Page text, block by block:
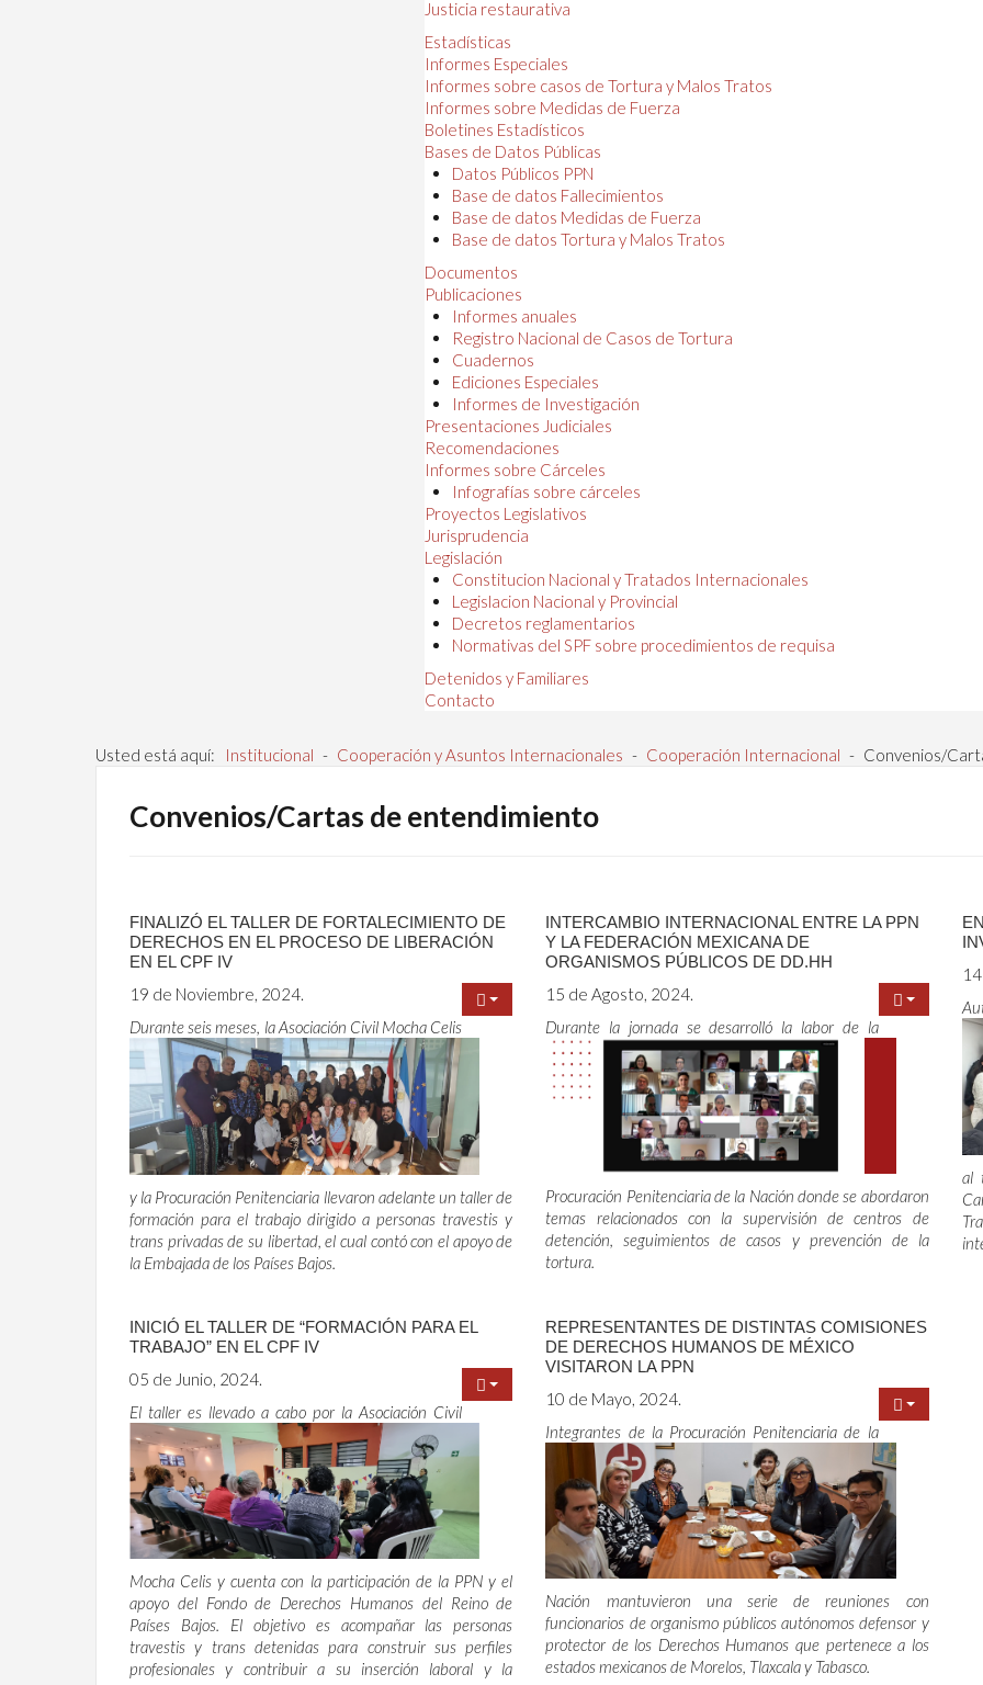
Justicia restaurativa
Estadísticas
Informes Especiales
Informes sobre casos de Tortura y Malos Tratos
Informes sobre Medidas de Fuerza
Boletines Estadísticos
Bases de Datos Públicas
Datos Públicos PPN
Base de datos Fallecimientos
Base de datos Medidas de Fuerza
Base de datos Tortura y Malos Tratos
Documentos
Publicaciones
Informes anuales
Registro Nacional de Casos de Tortura
Cuadernos
Ediciones Especiales
Informes de Investigación
Presentaciones Judiciales
Recomendaciones
Informes sobre Cárceles
Infografías sobre cárceles
Proyectos Legislativos
Jurisprudencia
Legislación
Constitucion Nacional y Tratados Internacionales
Legislacion Nacional y Provincial
Decretos reglamentarios
Normativas del SPF sobre procedimientos de requisa
Detenidos y Familiares
Contacto
Usted está aquí: Institucional - Cooperación y Asuntos Internacionales - Cooperación Internacional - Convenios/
Convenios/Cartas de entendimiento
FINALIZÓ EL TALLER DE FORTALECIMIENTO DE
DERECHOS EN EL PROCESO DE LIBERACIÓN
EN EL CPF IV
19 de Noviembre, 2024.
Durante seis meses, la Asociación Civil Mocha Celis
y la Procuración Penitenciaria llevaron adelante un taller de
formación para el trabajo dirigido a personas travestis y
trans privadas de su libertad, el cual contó con el apoyo de
la Embajada de los Países Bajos.
INTERCAMBIO INTERNACIONAL ENTRE LA PPN
Y LA FEDERACIÓN MEXICANA DE
ORGANISMOS PÚBLICOS DE DD.HH
15 de Agosto, 2024.
Durante la jornada se desarrolló la labor de la
Procuración Penitenciaria de la Nación donde se abordaron
temas relacionados con la supervisión de centros de
detención, seguimientos de casos y prevención de la
tortura.
al
INICIÓ EL TALLER DE “FORMACIÓN PARA EL
TRABAJO” EN EL CPF IV
05 de Junio, 2024.
El taller es llevado a cabo por la Asociación Civil
Mocha Celis y cuenta con la participación de la PPN y el
apoyo del Fondo de Derechos Humanos del Reino de
Países Bajos. El objetivo es acompañar las personas
travestis y trans detenidas para construir sus perfiles
profesionales y contribuir a su inserción laboral y la
REPRESENTANTES DE DISTINTAS COMISIONES
DE DERECHOS HUMANOS DE MÉXICO
VISITARON LA PPN
10 de Mayo, 2024.
Integrantes de la Procuración Penitenciaria de la
Nación mantuvieron una serie de reuniones con
funcionarios de organismo públicos autónomos defensor y
protector de los Derechos Humanos que pertenece a los
estados mexicanos de Morelos, Tlaxcala y Tabasco.